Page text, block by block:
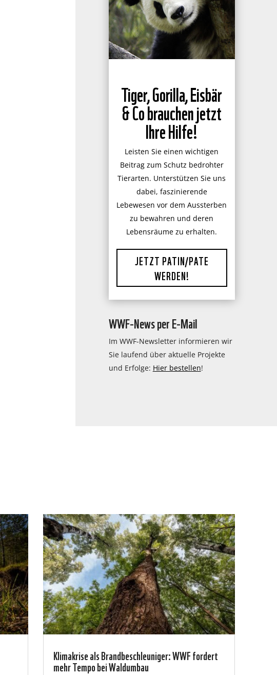
Tiger, Gorilla, Eisbär
& Co brauchen jetzt
Ihre Hilfe!
Leisten Sie einen wichtigen
Beitrag zum Schutz bedrohter
Tierarten. Unterstützen Sie uns
dabei, faszinierende
Lebewesen vor dem Aussterben
zu bewahren und deren
Lebensräume zu erhalten.
JETZT PATIN/PATE
WERDEN!
WWF-News per E-Mail
Im WWF-Newsletter informieren wir
Sie laufend über aktuelle Projekte
und Erfolge: Hier bestellen!
Klimakrise als Brandbeschleuniger: WWF fordert
mehr Tempo bei Waldumbau